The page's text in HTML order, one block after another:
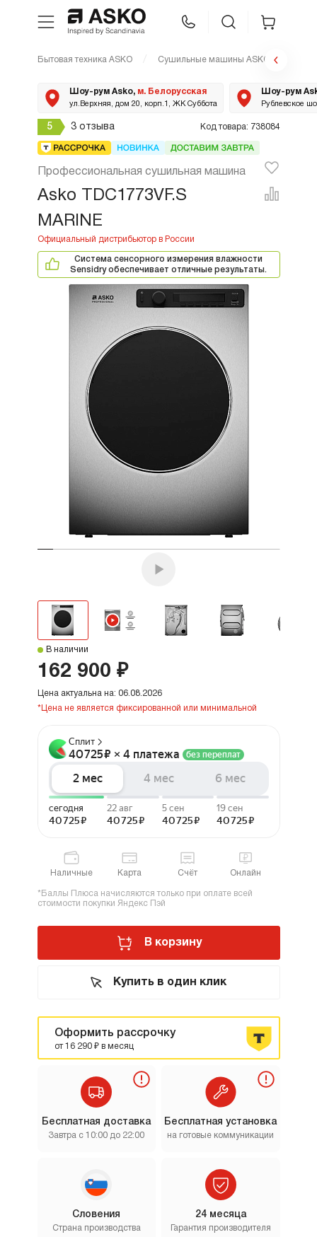
Техника для кухни
Уход за бельем
Asko Professional
Аксессуары
Шоу-рум
Бытовая техника ASKO Сушильные машины ASKO
Шоу-рум Asko, м. Белорусская
ул.Верхняя, дом 20, корп.1, ЖК Суббота
Шоу-рум
Рублевское
5 3 отзыва Код товара: 738084
Профессиональная сушильная машина
Asko TDC1773VF.S
MARINE
Система сенсорного измерения влажности
Sensidry обеспечивает отличные результаты.
В наличии
Цена актуальна на: 06.08.2026
162 900 ₽
*Цена не является фиксированной или минимальной
Наличные Карта Счёт Онлайн
*Баллы Плюса начисляются только при оплате всей
стоимости покупки Яндекс Пэй
В корзину
Купить в один клик
Оформить рассрочку
от 16 290 ₽ в месяц
Бесплатная доставка
Завтра с 10:00 до 22:00
24 месяца
Гарантия производителя
Бесплатная установка
на готовые коммуникации
Словения
Страна производства